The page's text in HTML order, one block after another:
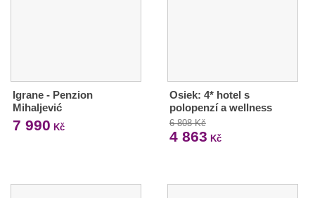
Igrane - Penzion
Mihaljević
7 990 Kč
Osiek: 4* hotel s
polopenzí a wellness
6 808 Kč
4 863 Kč